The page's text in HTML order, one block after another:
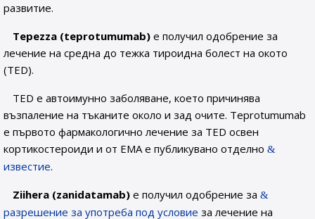
развитие.
Tepezza (teprotumumab) е получил одобрение за
лечение на средна до тежка тироидна болест на окото
(TED).
TED е автоимунно заболяване, което причинява
възпаление на тъканите около и зад очите. Teprotumumab
е първото фармакологично лечение за TED освен
кортикостероиди и от ЕМА е публикувано отделно
известие.
Ziihera (zanidatamab) е получил одобрение за
разрешение за употреба под условие за лечение на